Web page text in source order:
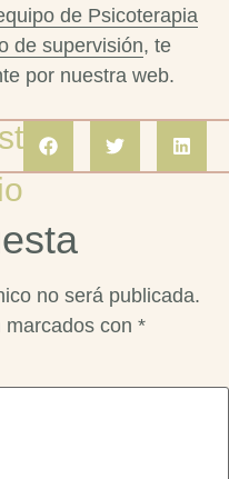
de Psicoterapia
de supervisión, te
por nuestra web.
no será publicada.
con *